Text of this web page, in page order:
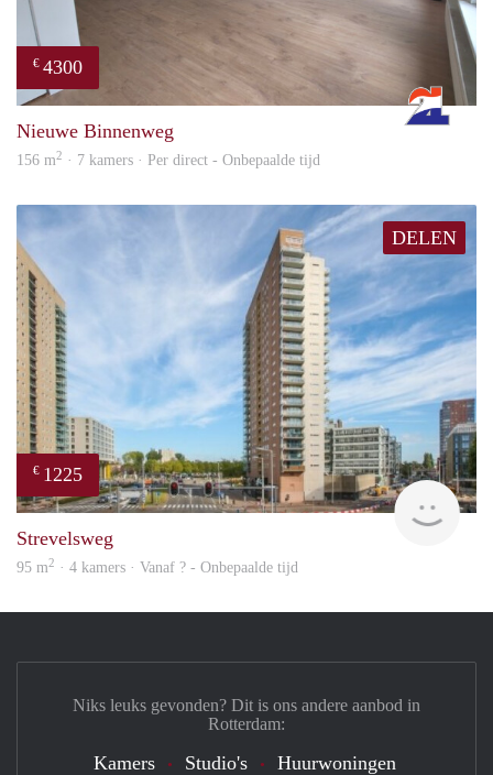
€ 4300
Nieuwe Binnenweg
156 m2 · 7 kamers · Per direct - Onbepaalde tijd
DELEN
€ 1225
Strevelsweg
95 m2 · 4 kamers · Vanaf ? - Onbepaalde tijd
Niks leuks gevonden? Dit is ons andere aanbod in
Rotterdam:
Kamers Studio's Huurwoningen